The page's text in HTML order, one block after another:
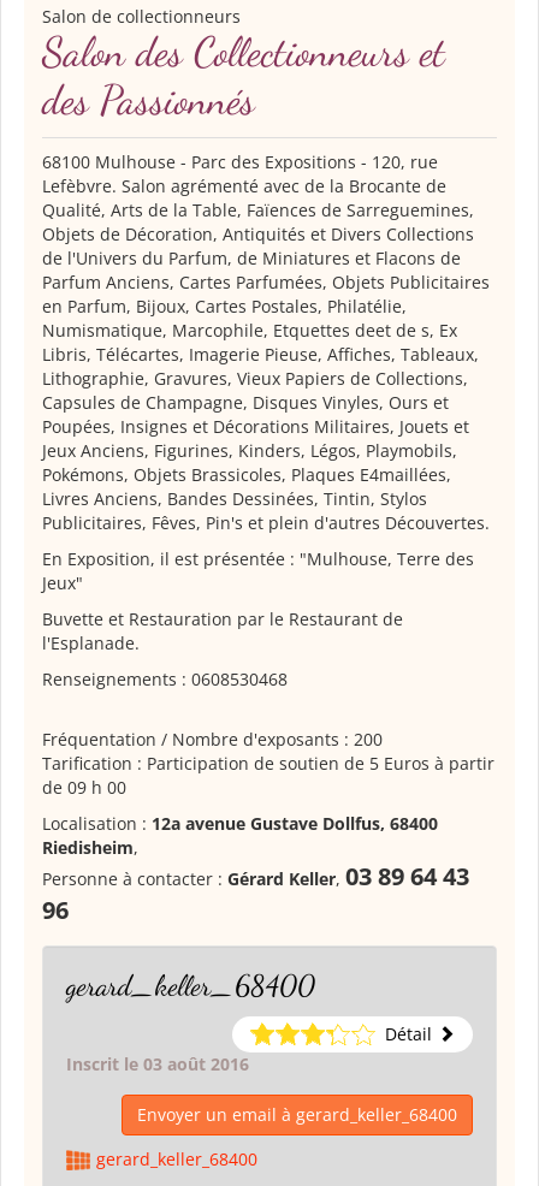
Salon de collectionneurs
Salon des Collectionneurs et
des Passionnés
68100 Mulhouse - Parc des Expositions - 120, rue
Lefèbvre. Salon agrémenté avec de la Brocante de
Qualité, Arts de la Table, Faïences de Sarreguemines,
Objets de Décoration, Antiquités et Divers Collections
de l'Univers du Parfum, de Miniatures et Flacons de
Parfum Anciens, Cartes Parfumées, Objets Publicitaires
en Parfum, Bijoux, Cartes Postales, Philatélie,
Numismatique, Marcophile, Etquettes deet de s, Ex
Libris, Télécartes, Imagerie Pieuse, Affiches, Tableaux,
Lithographie, Gravures, Vieux Papiers de Collections,
Capsules de Champagne, Disques Vinyles, Ours et
Poupées, Insignes et Décorations Militaires, Jouets et
Jeux Anciens, Figurines, Kinders, Légos, Playmobils,
Pokémons, Objets Brassicoles, Plaques E4maillées,
Livres Anciens, Bandes Dessinées, Tintin, Stylos
Publicitaires, Fêves, Pin's et plein d'autres Découvertes.
En Exposition, il est présentée : "Mulhouse, Terre des
Jeux"
Buvette et Restauration par le Restaurant de
l'Esplanade.
Renseignements : 0608530468
Fréquentation / Nombre d'exposants : 200
Tarification : Participation de soutien de 5 Euros à partir
de 09 h 00
Localisation : 12a avenue Gustave Dollfus, 68400
Riedisheim,
Personne à contacter : Gérard Keller, 03 89 64 43
96
gerard_keller_68400
Détail
Inscrit le 03 août 2016
Envoyer un email à gerard_keller_68400
gerard_keller_68400